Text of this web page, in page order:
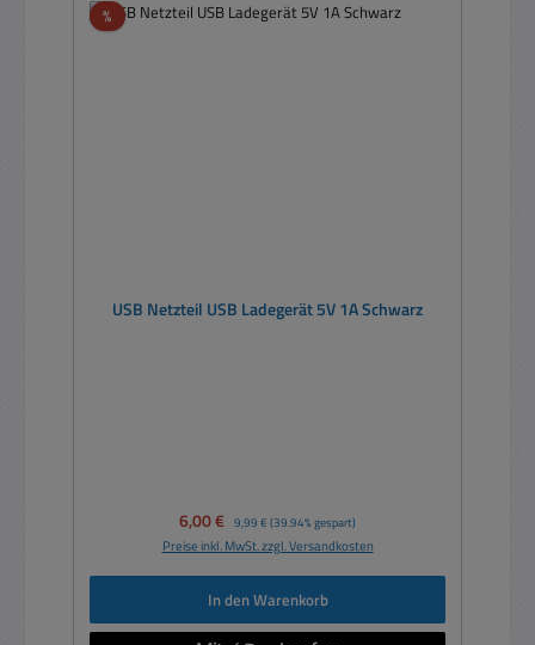
%Rabatt
USB Netzteil USB Ladegerät 5V 1A Schwarz
Verkaufspreis:
6,00 € Regulärer Preis:
9,99 € (39.94% gespart)
Preise inkl. MwSt. zzgl. Versandkosten
In den Warenkorb